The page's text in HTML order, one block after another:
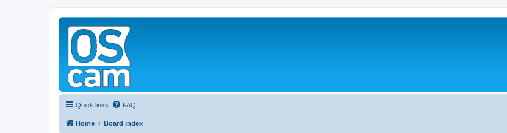
Quick links FAQ
Home Board index